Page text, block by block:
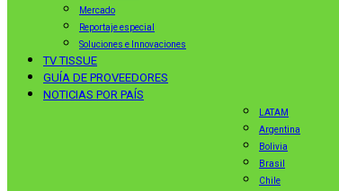
Mercado
Reportaje especial
Soluciones e Innovaciones
TV TISSUE
GUÍA DE PROVEEDORES
NOTICIAS POR PAÍS
LATAM
Argentina
Bolivia
Brasil
Chile